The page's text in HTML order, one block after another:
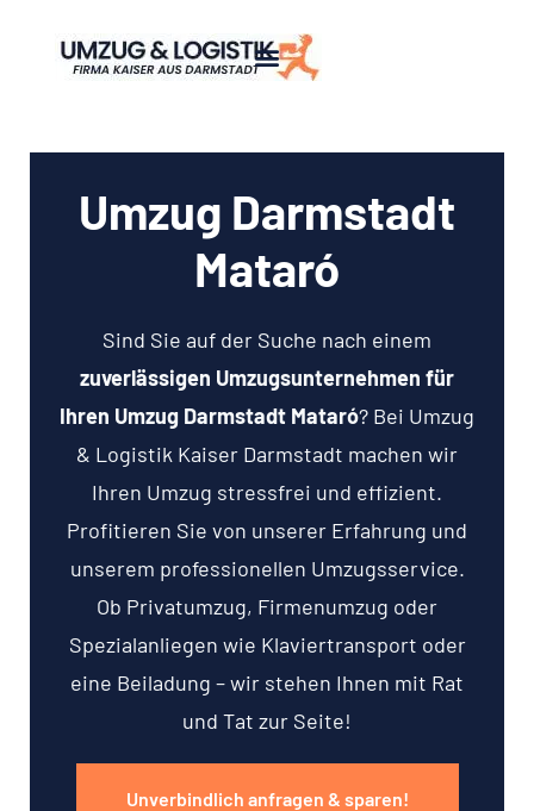
Umzug Darmstadt
Mataró
Sind Sie auf der Suche nach einem
zuverlässigen Umzugsunternehmen für
Ihren Umzug Darmstadt Mataró? Bei Umzug
& Logistik Kaiser Darmstadt machen wir
Ihren Umzug stressfrei und effizient.
Profitieren Sie von unserer Erfahrung und
unserem professionellen Umzugsservice.
Ob Privatumzug, Firmenumzug oder
Spezialanliegen wie Klaviertransport oder
eine Beiladung – wir stehen Ihnen mit Rat
und Tat zur Seite!
Unverbindlich anfragen & sparen!